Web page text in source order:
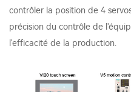
contrôler la position de 4
précision du contrôle de
l'efficacité de la production.